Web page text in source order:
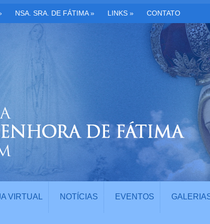
NSA. SRA. DE FÁTIMA» LINKS » CONTATO
VIRTUAL NOTÍCIAS EVENTOS